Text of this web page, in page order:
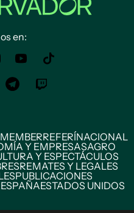
en:
REFERÍNACIONAL
Y EMPRESASAGRO
Y ESPECTÁCULOS
REMATES Y LEGALES
PUBLICACIONES
ESPAÑAESTADOS UNIDOS